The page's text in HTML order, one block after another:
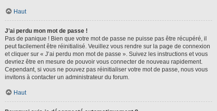
Haut
J’ai perdu mon mot de passe !
Pas de panique ! Bien que votre mot de passe ne puisse pas être récupéré, il
peut facilement être réinitialisé. Veuillez vous rendre sur la page de connexion
et cliquer sur « J’ai perdu mon mot de passe ». Suivez les instructions et vous
devriez être en mesure de pouvoir vous connecter de nouveau rapidement.
Cependant, si vous ne pouvez pas réinitialiser votre mot de passe, nous vous
invitons à contacter un administrateur du forum.
Haut